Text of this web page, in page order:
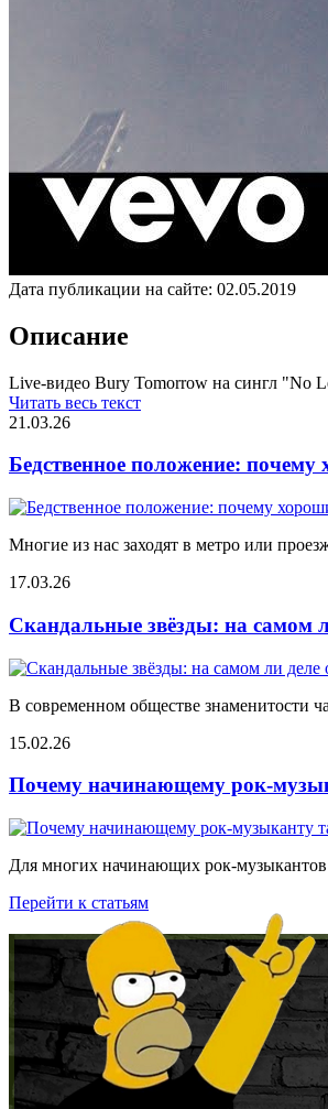
Дата публикации на сайте: 02.05.2019
Описание
Live-видео Bury Tomorrow на сингл "No
Читать весь текст
21.03.26
Бедственное положение:
Многие из нас заходят в метро или
17.03.26
Скандальные звёзды: на самом
В современном обществе знаменитости
15.02.26
Почему начинающему рок-
Для многих начинающих рок-
Перейти к статьям